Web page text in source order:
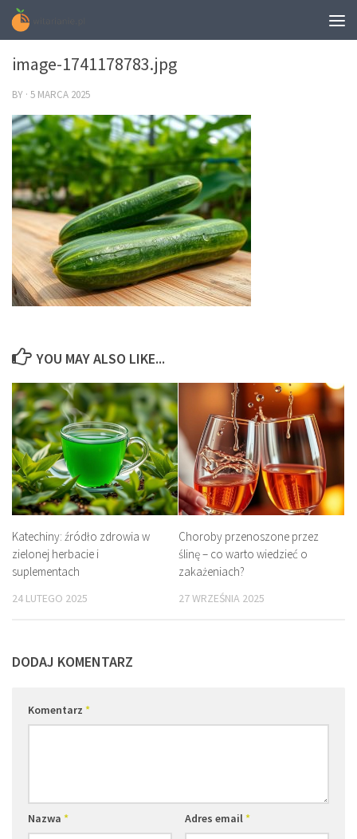
0
image-1741178783.jpg
BY · 5 MARCA 2025
YOU MAY ALSO LIKE...
Katechiny: źródło zdrowia w
zielonej herbacie i
suplementach
24 LUTEGO 2025
Choroby przenoszone przez
ślinę – co warto wiedzieć o
zakażeniach?
27 WRZEŚNIA 2025
DODAJ KOMENTARZ
Komentarz *
Nazwa * Adres email*